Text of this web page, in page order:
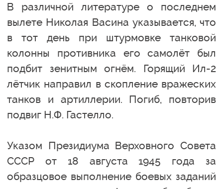
В различной литературе о последнем
вылете Николая Васина указывается, что
в тот день при штурмовке танковой
колонны противника его самолёт был
подбит зенитным огнём. Горящий Ил-2
лётчик направил в скопление вражеских
танков и артиллерии. Погиб, повторив
подвиг Н.Ф. Гастелло.
Указом Президиума Верховного Совета
СССР от 18 августа 1945 года за
образцовое выполнение боевых заданий